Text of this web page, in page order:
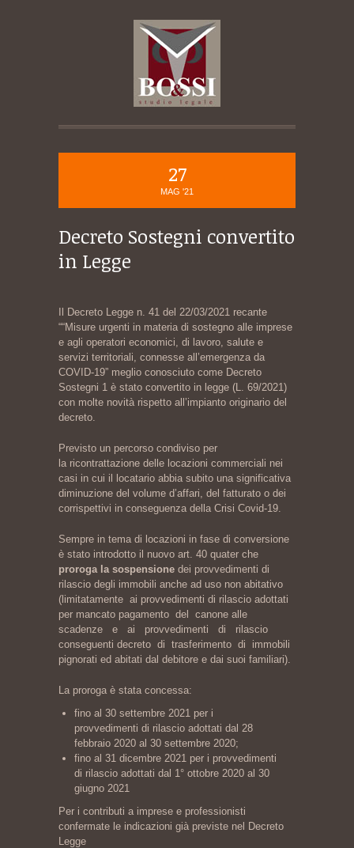
27
MAG '21
Decreto Sostegni convertito
in Legge
Il Decreto Legge n. 41 del 22/03/2021 recante
““Misure urgenti in materia di sostegno alle imprese
e agli operatori economici, di lavoro, salute e
servizi territoriali, connesse all’emergenza da
COVID-19” meglio conosciuto come Decreto
Sostegni 1 è stato convertito in legge (L. 69/2021)
con molte novità rispetto all’impianto originario del
decreto.
Previsto un percorso condiviso per
la ricontrattazione delle locazioni commerciali nei
casi in cui il locatario abbia subito una significativa
diminuzione del volume d’affari, del fatturato o dei
corrispettivi in conseguenza della Crisi Covid-19.
Sempre in tema di locazioni in fase di conversione
è stato introdotto il nuovo art. 40 quater che
proroga la sospensione dei provvedimenti di
rilascio degli immobili anche ad uso non abitativo
(limitatamente ai provvedimenti di rilascio adottati
per mancato pagamento del canone alle
scadenze e ai provvedimenti di rilascio
conseguenti decreto di trasferimento di immobili
pignorati ed abitati dal debitore e dai suoi familiari).
La proroga è stata concessa:
fino al 30 settembre 2021 per i
provvedimenti di rilascio adottati dal 28
febbraio 2020 al 30 settembre 2020;
fino al 31 dicembre 2021 per i provvedimenti
di rilascio adottati dal 1° ottobre 2020 al 30
giugno 2021
Per i contributi a imprese e professionisti
confermate le indicazioni già previste nel Decreto
Legge